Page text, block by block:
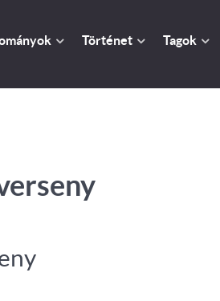
Történet Tagok